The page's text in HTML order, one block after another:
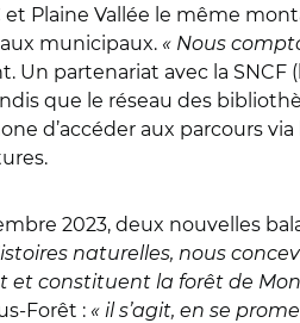
et Plaine Vallée le même
municipaux. « Nous
Un partenariat avec la
que le réseau des
d’accéder aux parcours
2023, deux nouvelles
naturelles, nous
et constituent la forêt de
Forêt : « il s’agit, en se